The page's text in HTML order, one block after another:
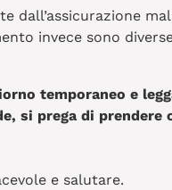
dall’assicurazione
invece sono
temporaneo e
si prega di
e salutare.